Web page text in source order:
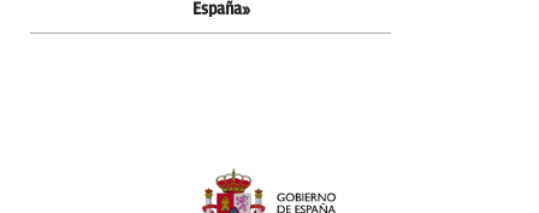
España»